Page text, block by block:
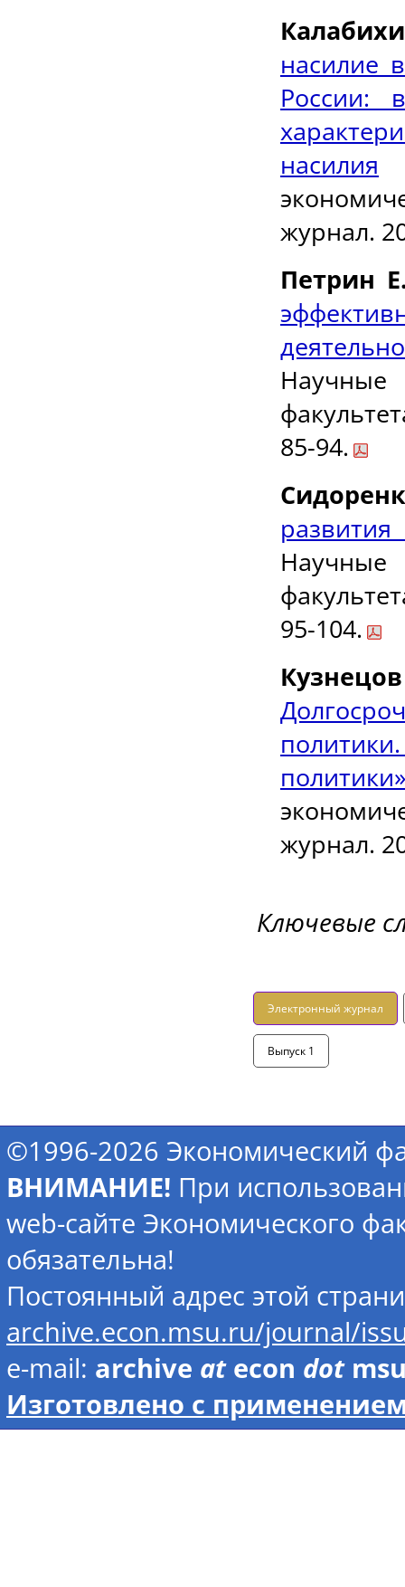
насилие
России:
насилия
журнал.
Петрин
85-94.
95-104.
журнал.
Ключевые
Электронный журнал
Выпуск 1
©1996-2026 Экономический
ВНИМАНИЕ! При
web-сайте Экономического
обязательна!
Постоянный адрес этой
archive.econ.msu.ru/journal/
e-mail: archive atecon dot
Изготовлено с